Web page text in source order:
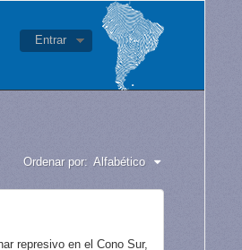
Entrar
Ordenar por: Alfabético
represivo en el Cono Sur,